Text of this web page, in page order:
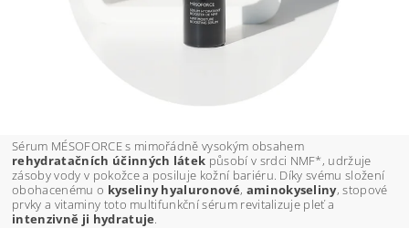
Sérum MÉSOFORCE s mimořádně vysokým obsahem
rehydratačních účinných látek působí v srdci NMF*, udržuje
zásoby vody v pokožce a posiluje kožní bariéru. Díky svému složení
obohacenému o kyseliny hyaluronové, aminokyseliny, stopové
prvky a vitaminy toto multifunkční sérum revitalizuje pleť a
intenzivně ji hydratuje